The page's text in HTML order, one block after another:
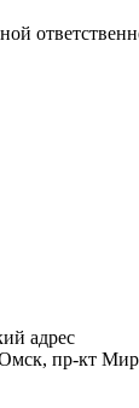
адрес
пр-кт